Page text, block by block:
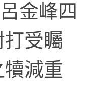
金峰四
受矚
犢減重